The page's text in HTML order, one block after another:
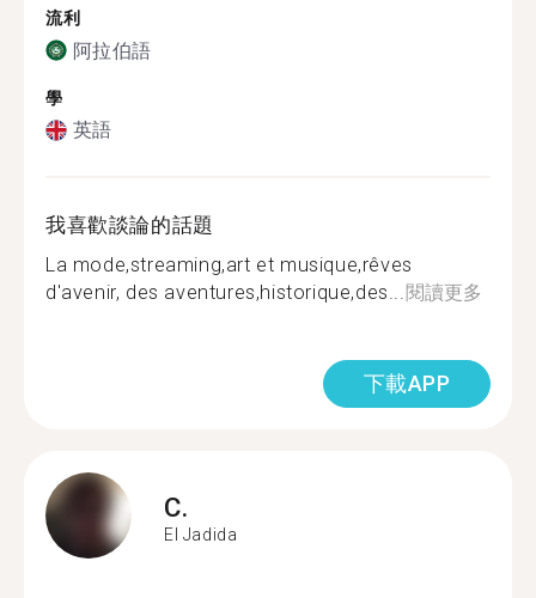
流利
阿拉伯語
學
英語
我喜歡談論的話題
La mode,streaming,art et musique,rêves
d'avenir, des aventures,historique,des...閱讀更多
下載APP
C.
El Jadida